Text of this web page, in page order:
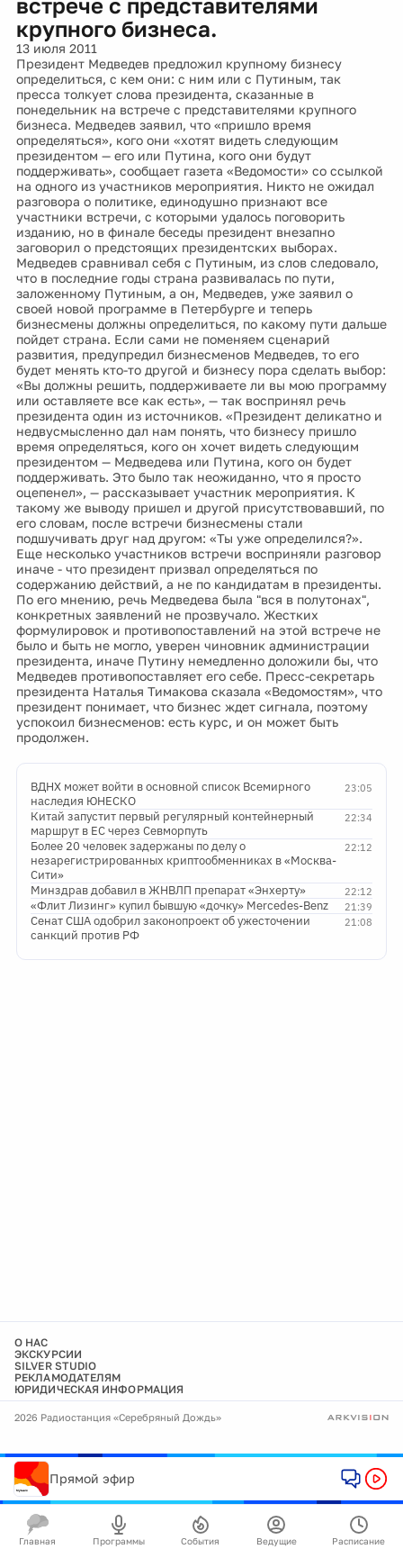
крупного бизнеса.
13 июля 2011
Президент Медведев предложил крупному бизнесу
определиться, с кем они: с ним или с Путиным, так
пресса толкует слова президента, сказанные в
понедельник на встрече с представителями крупного
бизнеса. Медведев заявил, что «пришло время
определяться», кого они «хотят видеть следующим
президентом — его или Путина, кого они будут
поддерживать», сообщает газета «Ведомости» со ссылкой
на одного из участников мероприятия. Никто не ожидал
разговора о политике, единодушно признают все
участники встречи, с которыми удалось поговорить
изданию, но в финале беседы президент внезапно
заговорил о предстоящих президентских выборах.
Медведев сравнивал себя с Путиным, из слов следовало,
что в последние годы страна развивалась по пути,
заложенному Путиным, а он, Медведев, уже заявил о
своей новой программе в Петербурге и теперь
бизнесмены должны определиться, по какому пути дальше
пойдет страна. Если сами не поменяем сценарий
развития, предупредил бизнесменов Медведев, то его
будет менять кто-то другой и бизнесу пора сделать выбор:
«Вы должны решить, поддерживаете ли вы мою программу
или оставляете все как есть», — так воспринял речь
президента один из источников. «Президент деликатно и
недвусмысленно дал нам понять, что бизнесу пришло
время определяться, кого он хочет видеть следующим
президентом — Медведева или Путина, кого он будет
поддерживать. Это было так неожиданно, что я просто
оцепенел», — рассказывает участник мероприятия. К
такому же выводу пришел и другой присутствовавший, по
его словам, после встречи бизнесмены стали
подшучивать друг над другом: «Ты уже определился?».
Еще несколько участников встречи восприняли разговор
иначе - что президент призвал определяться по
содержанию действий, а не по кандидатам в президенты.
По его мнению, речь Медведева была "вся в полутонах",
конкретных заявлений не прозвучало. Жестких
формулировок и противопоставлений на этой встрече не
было и быть не могло, уверен чиновник администрации
президента, иначе Путину немедленно доложили бы, что
Медведев противопоставляет его себе. Пресс-секретарь
президента Наталья Тимакова сказала «Ведомостям», что
президент понимает, что бизнес ждет сигнала, поэтому
успокоил бизнесменов: есть курс, и он может быть
продолжен.
23:05
ВДНХ может войти в основной список Всемирного
наследия ЮНЕСКО
22:34
Китай запустит первый регулярный контейнерный
маршрут в ЕС через Севморпуть
22:12
Более 20 человек задержаны по делу о
незарегистрированных криптообменниках в «Москва-
Сити»
22:12
Минздрав добавил в ЖНВЛП препарат «Энхерту»
21:39
«Флит Лизинг» купил бывшую «дочку» Mercedes-Benz
21:08
Сенат США одобрил законопроект об ужесточении
санкций против РФ
О НАС
ЭКСКУРСИИ
SILVER STUDIO
РЕКЛАМОДАТЕЛЯМ
ЮРИДИЧЕСКАЯ ИНФОРМАЦИЯ
2026 Радиостанция «Серебряный Дождь»
Прямой эфир
Главная Программы События Ведущие Расписание